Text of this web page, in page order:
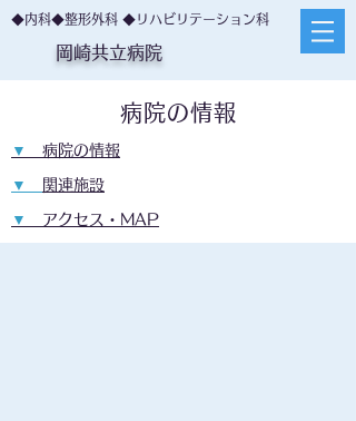
岡崎共立病院
◆内科◆整形外科 ◆リハビリテーション科
▼ 病院の情報
▼ 関連施設
▼ アクセス・MAP
病院の情報